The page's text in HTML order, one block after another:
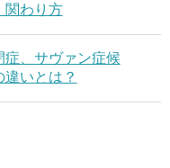
関わり方
症、サヴァン症候
いとは？